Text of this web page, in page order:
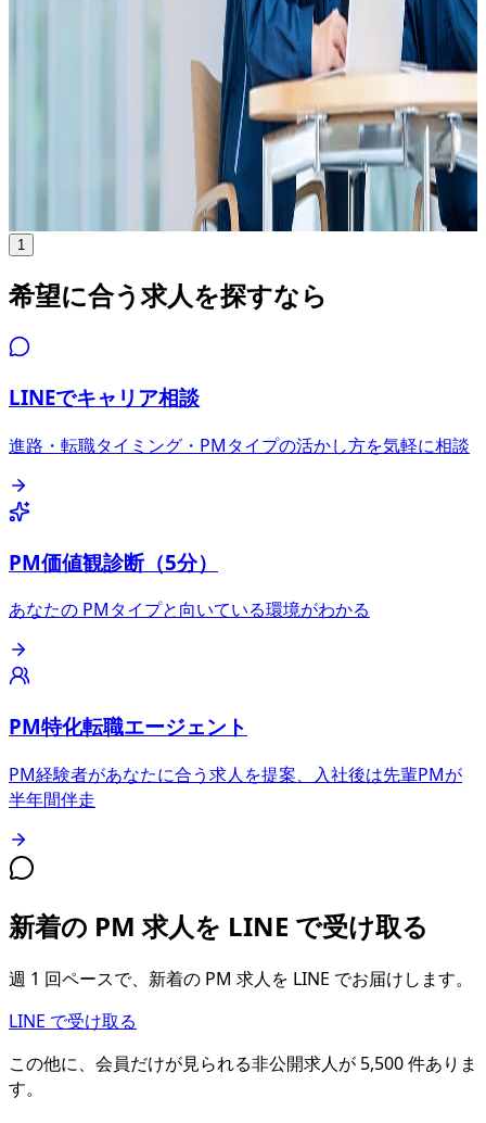
400万円〜1000万円
1
希望に合う求人を探すなら
LINEでキャリア相談
進路・転職タイミング・PMタイプの活かし方を気軽に相談
PM価値観診断（5分）
あなたの PMタイプと向いている環境がわかる
PM特化転職エージェント
PM経験者があなたに合う求人を提案、入社後は先輩PMが
半年間伴走
新着の PM 求人を LINE で受け取る
週 1 回ペースで、新着の PM 求人を LINE でお届けします。
LINE で受け取る
この他に、会員だけが見られる非公開求人が 5,500件ありま
す。